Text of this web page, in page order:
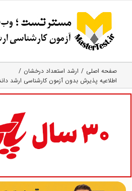
content
صفحه اصلی
ارشد استعداد درخشان
اطلاعیه پذیرش بدون آزمون کارشناسی ارشد